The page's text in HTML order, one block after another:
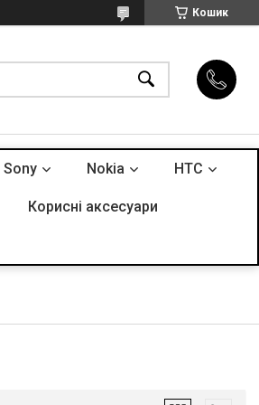
Кошик
Sony Nokia HTC
Корисні аксесуари